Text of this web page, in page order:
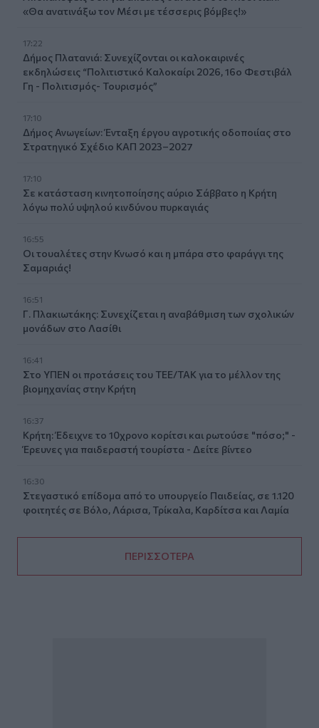
«Θα ανατινάξω τον Μέσι με τέσσερις βόμβες!»
17:22
Δήμος Πλατανιά: Συνεχίζονται οι καλοκαιρινές
εκδηλώσεις “Πολιτιστικό Καλοκαίρι 2026, 16ο Φεστιβάλ
Γη - Πολιτισμός- Τουρισμός”
17:10
Δήμος Ανωγείων: Ένταξη έργου αγροτικής οδοποιίας στο
Στρατηγικό Σχέδιο ΚΑΠ 2023–2027
17:10
Σε κατάσταση κινητοποίησης αύριο Σάββατο η Κρήτη
λόγω πολύ υψηλού κινδύνου πυρκαγιάς
16:55
Οι τουαλέτες στην Κνωσό και η μπάρα στο φαράγγι της
Σαμαριάς!
16:51
Γ. Πλακιωτάκης: Συνεχίζεται η αναβάθμιση των σχολικών
μονάδων στο Λασίθι
16:41
Στο ΥΠΕΝ οι προτάσεις του ΤΕΕ/ΤΑΚ για το μέλλον της
βιομηχανίας στην Κρήτη
16:37
Κρήτη: Έδειχνε το 10χρονο κορίτσι και ρωτούσε "πόσο;" -
Έρευνες για παιδεραστή τουρίστα - Δείτε βίντεο
16:30
Στεγαστικό επίδομα από το υπουργείο Παιδείας, σε 1.120
φοιτητές σε Βόλο, Λάρισα, Τρίκαλα, Καρδίτσα και Λαμία
ΠΕΡΙΣΣΟΤΕΡΑ